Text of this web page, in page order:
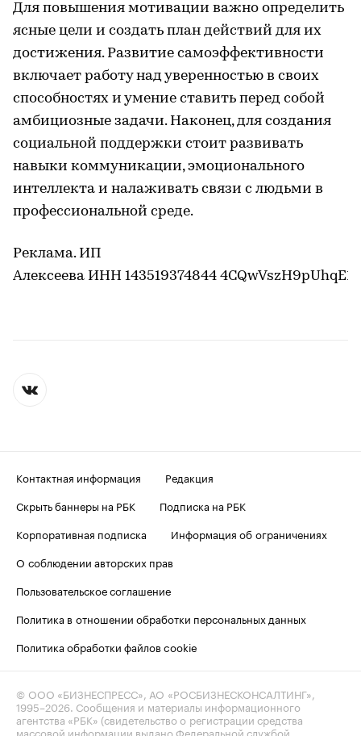
Для повышения мотивации важно определить
ясные цели и создать план действий для их
достижения. Развитие самоэффективности
включает работу над уверенностью в своих
способностях и умение ставить перед собой
амбициозные задачи. Наконец, для создания
социальной поддержки стоит развивать
навыки коммуникации, эмоционального
интеллекта и налаживать связи с людьми в
профессиональной среде.
Реклама. ИП
Алексеева ИНН 143519374844
Контактная информация
Редакция
Скрыть баннеры на РБК
Подписка на РБК
Корпоративная подписка
Информация об ограничениях
О соблюдении авторских прав
Пользовательское соглашение
Политика в отношении обработки персональных данных
Политика обработки файлов cookie
© ООО «БИЗНЕСПРЕСС», АО «РОСБИЗНЕСКОНСАЛТИНГ»,
1995–2026. Сообщения и материалы информационного
агентства «РБК» (свидетельство о регистрации средства
массовой информации выдано Федеральной службой